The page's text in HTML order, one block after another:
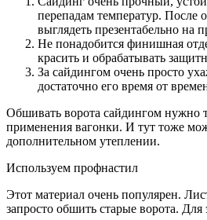
перепадам температур. После
выглядеть презентабельно на
Не понадобится финишная
красить и обрабатывать
За сайдингом очень просто
достаточно его время от
Обшивать ворота сайдингом нужно
применения вагонки. И тут тоже
дополнительном утеплении.
Используем профнастил
Этот материал очень популярен.
запросто обшить старые ворота. Для